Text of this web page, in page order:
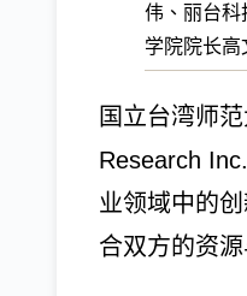
伟、丽台科
学院院长高
国立台湾师
Research
业领域中的
合双方的资